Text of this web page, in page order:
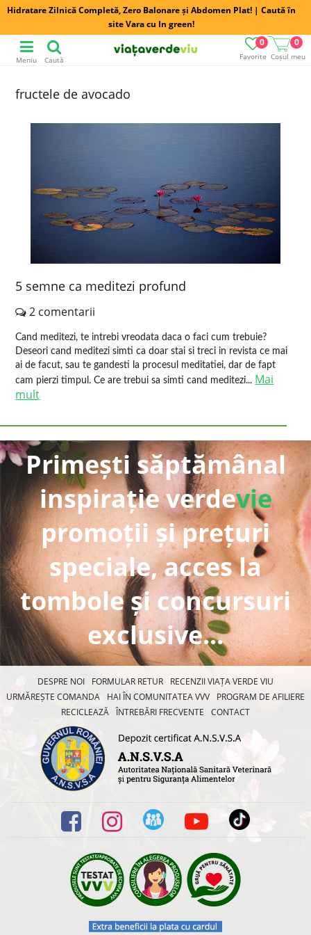
Hidratare Zilnică Completă, Zero Balonare și Abdomen Plat! | Caută în
site Vara cu In green!
Favorite
0
Coșul meu
0
Meniu Caută
fructele de avocado
5 semne ca meditezi profund
2 comentarii
Cand meditezi, te intrebi vreodata daca o faci cum trebuie?
Deseori cand meditezi simti ca doar stai si treci in revista ce mai
ai de facut, sau te gandesti la procesul meditatiei, dar de fapt
cam pierzi timpul. Ce are trebui sa simti cand meditezi... Mai
mult
Primești săptămânal
inspirație verdevie
promoții și prețuri
speciale, acces la
tombole și concursuri
exclusive...
DESPRE NOI FORMULAR RETUR
RECENZII VIAȚA VERDE VIU
URMĂREȘTE COMANDA
HAI ÎN COMUNITATEA VVV
PROGRAM DE AFILIERE
RECICLEAZĂ ÎNTREBĂRI FRECVENTE CONTACT